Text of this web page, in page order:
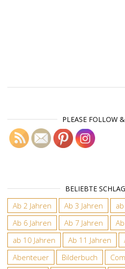
PLEASE FOLLOW
BELIEBTE
Ab 2 Jahren Ab 3 Jahren
Ab 6 Jahren
Ab 7 Jahren
ab 10 Jahren
Ab 11 Jahren
Abenteuer
Bilderbuch